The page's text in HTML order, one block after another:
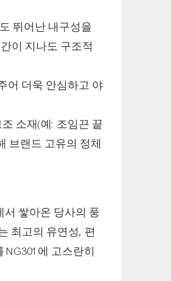
뛰어난 내구성을
이 지나도 구조적
어 더욱 안심하고 야
소재(예: 조임끈 끝
브랜드 고유의 정체
서 쌓아온 당사의 풍
최고의 유연성, 편
에 고스란히